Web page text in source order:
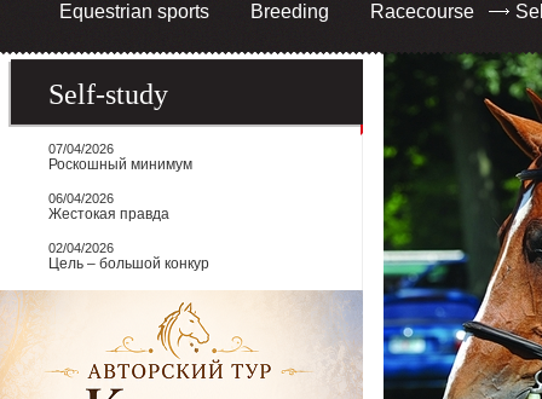
Equestrian sports Breeding Racecourse
Self-study
07/04/2026
Роскошный минимум
06/04/2026
Жестокая правда
02/04/2026
Цель – большой конкур